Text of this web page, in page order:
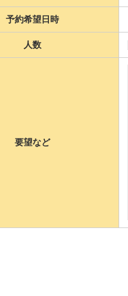
予約希望日時
人数
要望など